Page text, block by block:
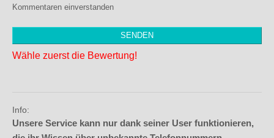
Kommentaren einverstanden
Wähle zuerst die Bewertung!
Info:
Unsere Service kann nur dank seiner User funktionieren,